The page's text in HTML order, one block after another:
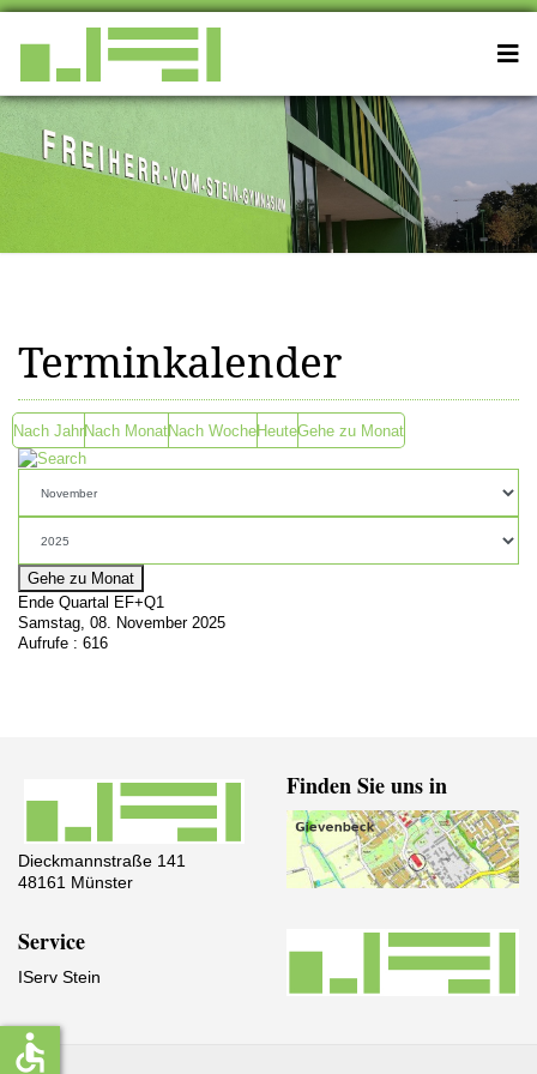
Terminkalender
Nach JahrNach MonatNach WocheHeuteGehe zu Monat
Gehe zu Monat
Ende Quartal EF+Q1
Samstag, 08. November 2025
Aufrufe : 616
Dieckmannstraße 141
48161 Münster
Finden Sie uns in
Service
IServ Stein
accessible